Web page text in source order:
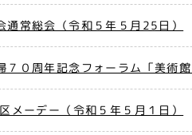
通常総会（令和５年５月25日）
７０周年記念フォーラム「美術
メーデー（令和５年５月１日）